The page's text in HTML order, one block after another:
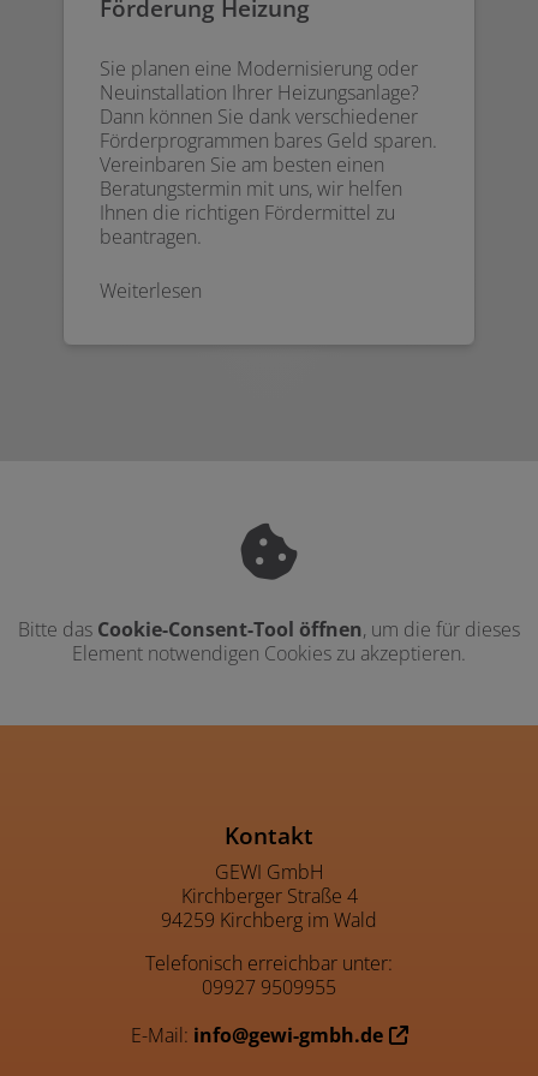
Förderung Heizung
Sie planen eine Modernisierung oder
Neuinstallation Ihrer Heizungsanlage?
Dann können Sie dank verschiedener
Förderprogrammen bares Geld sparen.
Vereinbaren Sie am besten einen
Beratungstermin mit uns, wir helfen
Ihnen die richtigen Fördermittel zu
beantragen.
Weiterlesen
Bitte das Cookie-Consent-Tool öffnen, um die für dieses
Element notwendigen Cookies zu akzeptieren.
Kontakt
GEWI GmbH
Kirchberger Straße 4
94259 Kirchberg im Wald
Telefonisch erreichbar unter:
09927 9509955
E-Mail: info@gewi-gmbh.de